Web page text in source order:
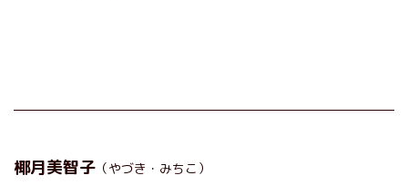
椰月美智子 （やづき・みちこ）